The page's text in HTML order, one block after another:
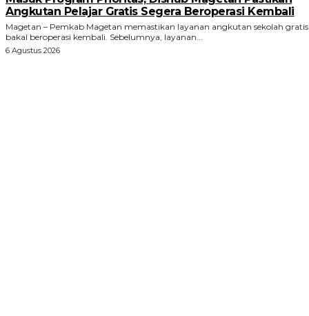
Angkutan Pelajar Gratis Segera Beroperasi Kembali
Magetan – Pemkab Magetan memastikan layanan angkutan sekolah gratis
bakal beroperasi kembali. Sebelumnya, layanan...
6 Agustus 2026